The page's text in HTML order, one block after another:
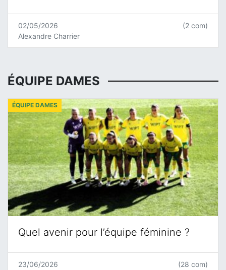
02/05/2026
Alexandre Charrier
(2 com)
ÉQUIPE DAMES
Quel avenir pour l’équipe féminine ?
ÉQUIPE DAMES
23/06/2026
(28 com)